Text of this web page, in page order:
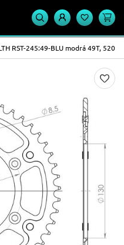
RST-245:49-BLU modrá 49T, 520